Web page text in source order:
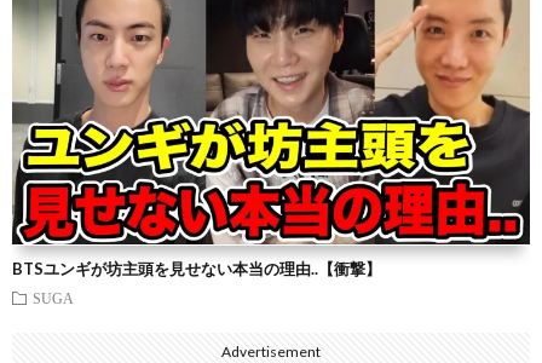
BTSユンギが坊主頭を見せない本当の理由..【衝撃】
SUGA
Advertisement